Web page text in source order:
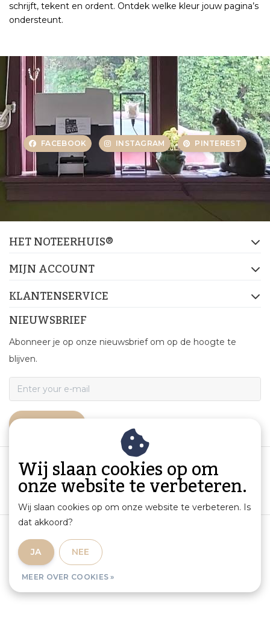
schrijft, tekent en ordent. Ontdek welke kleur jouw pagina’s
ondersteunt.
FACEBOOK INSTAGRAM PINTEREST
HET NOTEERHUIS®
MIJN ACCOUNT
KLANTENSERVICE
NIEUWSBRIEF
Abonneer je op onze nieuwsbrief om op de hoogte te
blijven.
Productinformatie en aansprakelijkheid
Sitemap
Wij slaan cookies op om
onze website te verbeteren.
Wij slaan cookies op om onze website te verbeteren. Is
dat akkoord?
JA NEE
MEER OVER COOKIES »